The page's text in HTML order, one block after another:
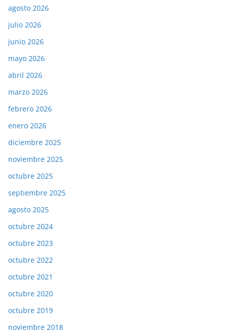
agosto 2026
julio 2026
junio 2026
mayo 2026
abril 2026
marzo 2026
febrero 2026
enero 2026
diciembre 2025
noviembre 2025
octubre 2025
septiembre 2025
agosto 2025
octubre 2024
octubre 2023
octubre 2022
octubre 2021
octubre 2020
octubre 2019
noviembre 2018